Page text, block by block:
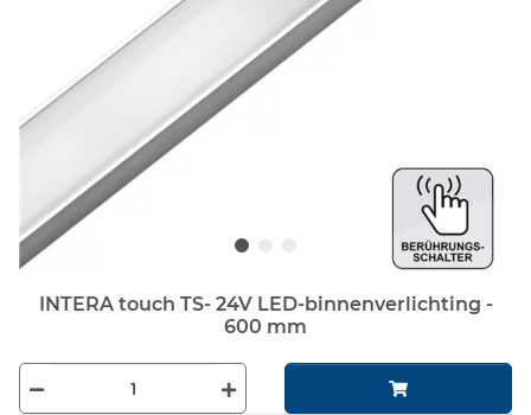
INTERA touch TS- 24V LED-binnenverlichting -
600 mm